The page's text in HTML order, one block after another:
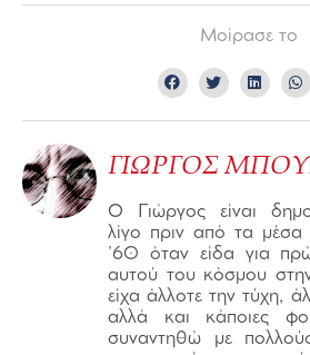
Μοίρασε το
ΓΙΩΡΓΟΣ
Ο Γιώργος είναι
λίγο πριν από τα μέσα
’60 όταν είδα για
αυτού του κόσμου
είχα άλλοτε την τύχη,
αλλά και κάποιες
συναντηθώ με